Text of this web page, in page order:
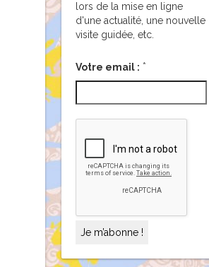
lors de la mise en ligne
d'une actualité, une nouvelle
visite guidée, etc.
Votre email : *